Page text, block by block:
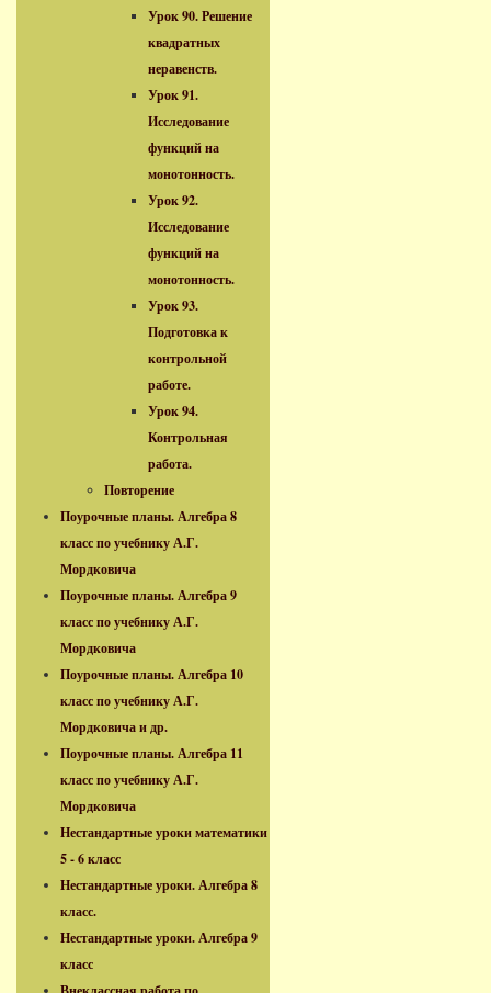
Урок 90. Решение
квадратных
неравенств.
Урок 91.
Исследование
функций на
монотонность.
Урок 92.
Исследование
функций на
монотонность.
Урок 93.
Подготовка к
контрольной
работе.
Урок 94.
Контрольная
работа.
Повторение
Поурочные планы. Алгебра 8
класс по учебнику А.Г.
Мордковича
Поурочные планы. Алгебра 9
класс по учебнику А.Г.
Мордковича
Поурочные планы. Алгебра 10
класс по учебнику А.Г.
Мордковича и др.
Поурочные планы. Алгебра 11
класс по учебнику А.Г.
Мордковича
Нестандартные уроки математики
5 - 6 класс
Нестандартные уроки. Алгебра 8
класс.
Нестандартные уроки. Алгебра 9
класс